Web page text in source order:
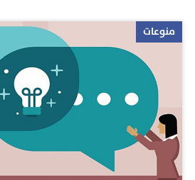
غصباً ستؤدي الابتسامة غرضها، إذ أن
ابحث عن رفقة الناس الإيجابيين
حاول الاتصال أو اللقاء بصديق معروف
والحيوية شرط التحدث عن أي موضوع
مشاكلك، إذ ليس المطلوب ان تنقل
له بل العكس. 3- استمع إلى
منوعات